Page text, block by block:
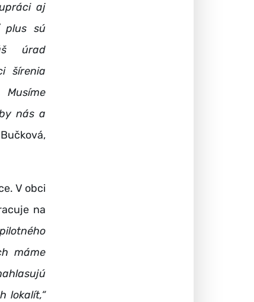
aj
plus sú
úrad
šírenia
nás a
V obci
na
máme
lokalít,“